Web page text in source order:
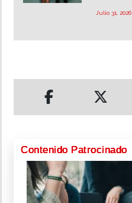
Julio 31, 2026
Contenido Patrocinado